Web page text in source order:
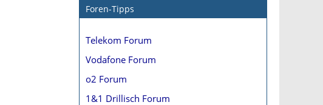
Foren-Tipps
Telekom Forum
Vodafone Forum
o2 Forum
1&1 Drillisch Forum